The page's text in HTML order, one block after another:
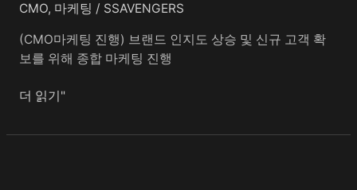
CMO, 마케팅 / SSAVENGERS
(CMO마케팅 진행) 브랜드 인지도 상승 및 신규 고객 확
보를 위해 종합 마케팅 진행
MGA
더 읽기"